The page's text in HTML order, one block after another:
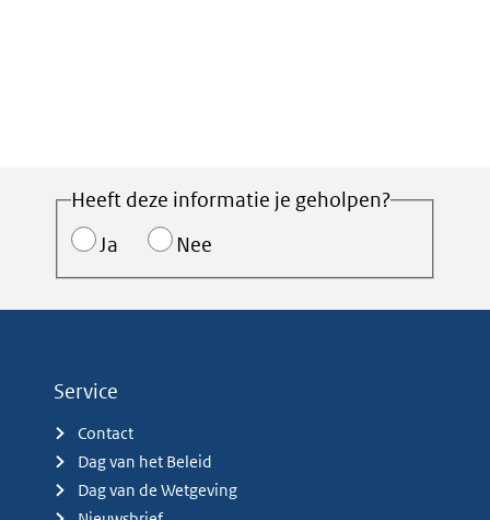
Heeft deze informatie je geholpen?
Ja
Nee
Service
Contact
Dag van het Beleid
Dag van de Wetgeving